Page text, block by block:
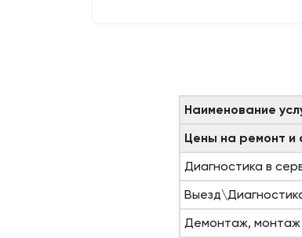
Наименование
Цены на ремонт и
Диагностика в
Демонтаж,